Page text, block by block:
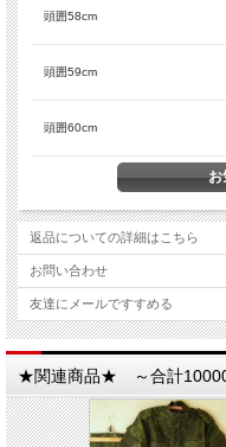
頭囲58cm
頭囲59cm
頭囲60cm
返品についての詳細はこちら
お問い合わせ
友達にメールですすめる
★関連商品★ ～合計